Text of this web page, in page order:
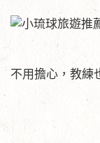
不用擔心，教練